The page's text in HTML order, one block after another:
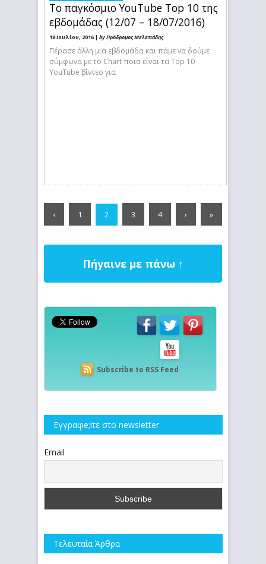
Το παγκόσμιο YouTube Top 10 της
εβδομάδας (12/07 – 18/07/2016)
18 Ιουλίου, 2016 | by Πρόδρομος Μελετιάδης
Πέρασε άλλη μια εβδομάδα και πάμε να δούμε
σύμφωνα με το Chart ποια είναι τα Top 10
YouTube βίντεο για
‹ 1 2 3 4 › »
Πήγαινε με πάνω ↑
Subscribe to RSS Feed
Εγγραφe;iτε στο newsletter
Email
Τελευταία Άρθρα